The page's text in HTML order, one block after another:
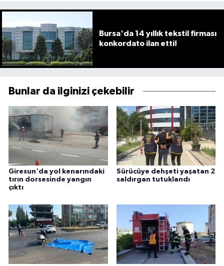
Bursa'da 14 yıllık tekstil firması
konkordato ilan etti!
Bunlar da ilginizi çekebilir
Giresun'da yol kenarındaki
tırın dorsesinde yangın
çıktı
Sürücüye dehşeti yaşatan 2
saldırgan tutuklandı